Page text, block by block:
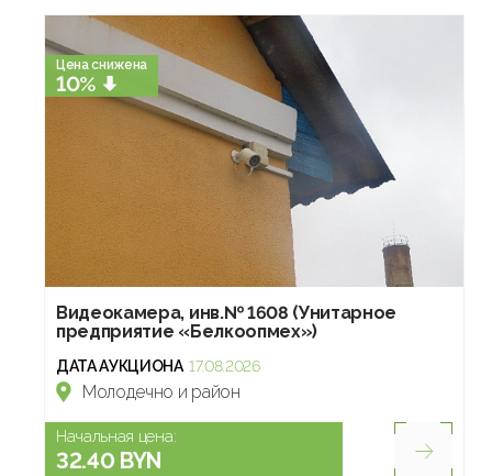
Цена снижена
10%
Видеокамера, инв.№ 1608 (Унитарное
предприятие «Белкоопмех»)
ДАТА АУКЦИОНА 17.08.2026
Молодечно и район
Начальная цена:
32.40 BYN